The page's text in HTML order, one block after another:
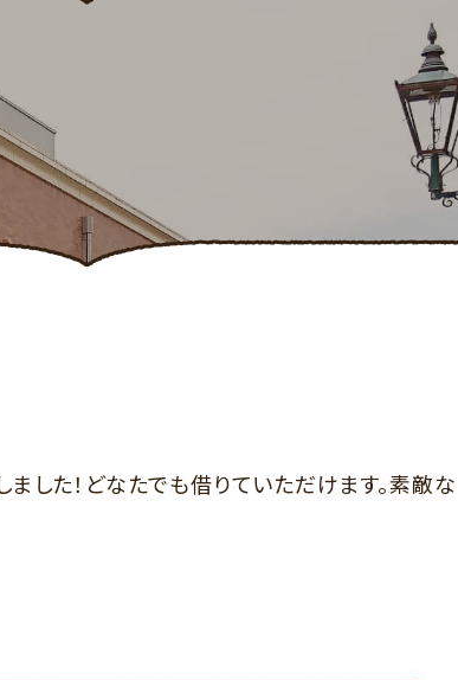
図書館資料の複写について
各種申請書ダウンロード
貸出ランキング
予約ランキング
所蔵新聞・雑誌
大人のための
利用可能なデ
した！どなたでも借りていただけます。素敵な